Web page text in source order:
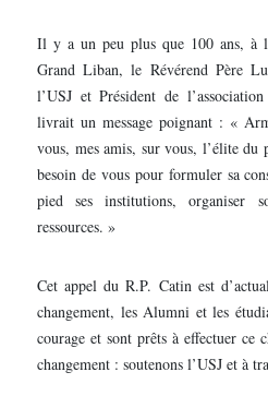
Il y a un peu plus que 100 ans, à
Grand Liban, le Révérend Père
l’USJ et Président de
livrait un message poignant : «
vous, mes amis, sur vous, l’élite
besoin de vous pour formuler sa
pied ses institutions, organiser
ressources. »
Cet appel du R.P. Catin est
changement, les Alumni et les
courage et sont prêts à effectuer ce
changement : soutenons l’USJ et à